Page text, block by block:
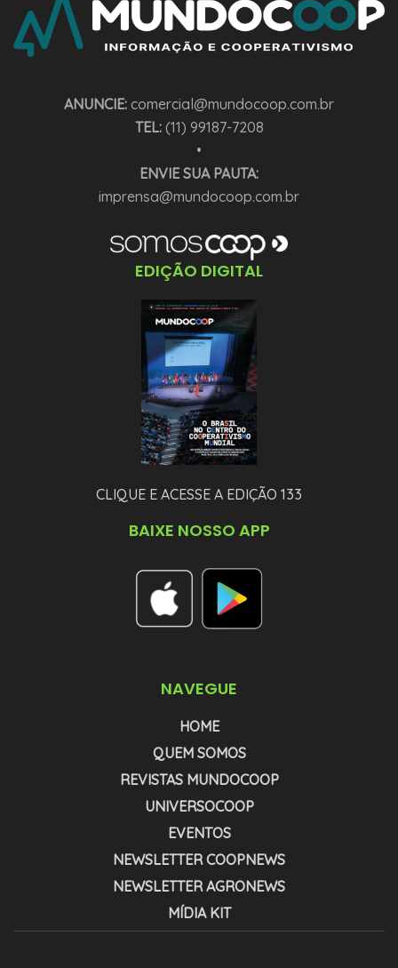
ANUNCIE: comercial@mundocoop.com.br
TEL:(11) 99187-7208
•
ENVIE SUA PAUTA:
imprensa@mundocoop.com.br
EDIÇÃO DIGITAL
CLIQUE E ACESSE A EDIÇÃO 133
BAIXE NOSSO APP
NAVEGUE
HOME
QUEM SOMOS
REVISTAS MUNDOCOOP
UNIVERSOCOOP
EVENTOS
NEWSLETTER COOPNEWS
NEWSLETTER AGRONEWS
MÍDIA KIT